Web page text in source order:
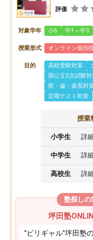
評価
対象学年 小6 中1～中3
授業形式 オンライン個別
目的 高校受験対策
国公立2次試験
医・歯・薬系対
定期テスト対策
授業
小学生 詳
中学生 詳
高校生 詳
塾探しの
坪田塾
“ビリギャル”坪田塾